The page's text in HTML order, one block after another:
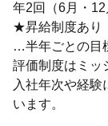
年2回（6月・
★昇給制度あり
…半年ごとの目
評価制度はミッ
入社年次や経験
います。